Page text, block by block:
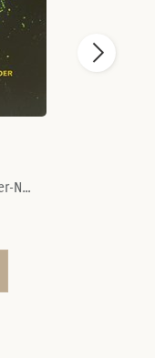
Jonnie Boer-Thérèse Boer-Nelson Tanate